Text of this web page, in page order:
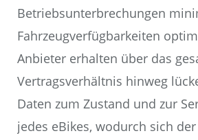
Betriebsunterbrechungen
Fahrzeugverfügbarkeiten
Anbieter erhalten über das
Vertragsverhältnis hinweg
Daten zum Zustand und zur
jedes eBikes, wodurch sich